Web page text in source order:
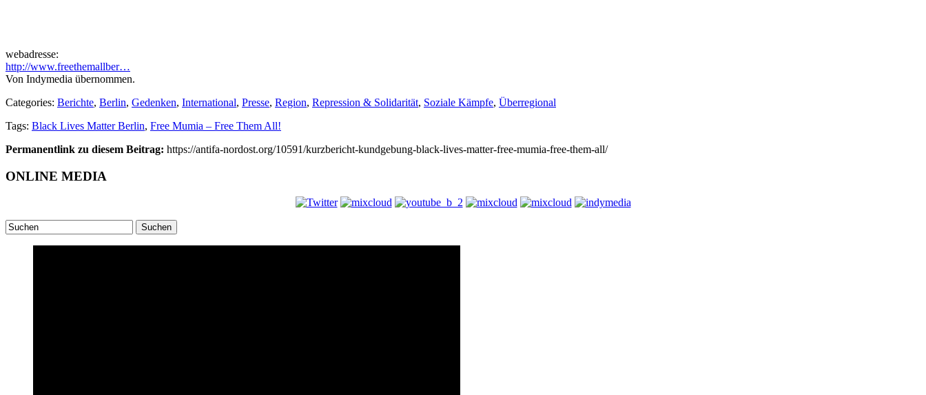
webadresse:
http://www.freethemallber…
Von Indymedia übernommen.
Categories: Berichte, Berlin, Gedenken, International, Presse, Region, Repression & Solidarität, Soziale Kämpfe, Überregional
Tags: Black Lives Matter Berlin, Free Mumia – Free Them All!
Permanentlink zu diesem Beitrag: https://antifa-nordost.org/10591/kurzbericht-kundgebung-black-lives-matter-free-mumia-free-them-all/
ONLINE MEDIA
Suchen